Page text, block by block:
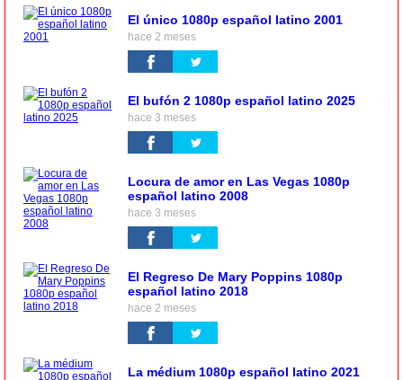
El único 1080p español latino 2001
hace 2 meses
El bufón 2 1080p español latino 2025
hace 3 meses
Locura de amor en Las Vegas 1080p
español latino 2008
hace 3 meses
El Regreso De Mary Poppins 1080p
español latino 2018
hace 2 meses
La médium 1080p español latino 2021